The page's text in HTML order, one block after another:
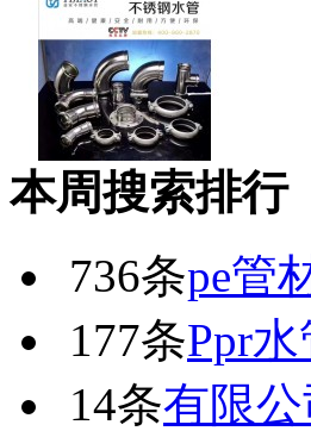
本周搜索排行
736条pe管
177条Ppr水
14条有限公